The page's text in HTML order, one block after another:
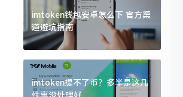
imtoken钱包安卓怎么下 官方渠
道避坑指南
imtoken提不了币？多半是这几